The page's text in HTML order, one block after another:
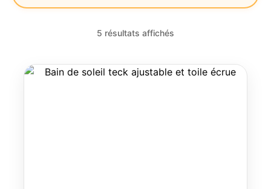
5 résultats affichés